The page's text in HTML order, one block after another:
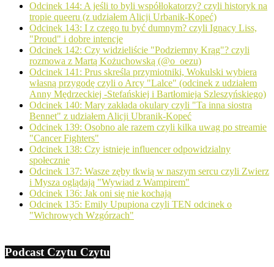
Odcinek 144: A jeśli to byli współlokatorzy? czyli historyk na
tropie queeru (z udziałem Alicji Urbanik-Kopeć)
Odcinek 143: I z czego tu być dumnym? czyli Ignacy Liss,
"Proud" i dobre intencje
Odcinek 142: Czy widzieliście "Podziemny Krąg"? czyli
rozmowa z Martą Kożuchowską (@o_oezu)
Odcinek 141: Prus skreśla przymiotniki, Wokulski wybiera
własną przygodę czyli o Arcy "Lalce" (odcinek z udziałem
Anny Mędrzeckiej -Stefańskiej i Bartłomieja Szleszyńskiego)
Odcinek 140: Mary zakłada okulary czyli "Ta inna siostra
Bennet" z udziałem Alicji Ubranik-Kopeć
Odcinek 139: Osobno ale razem czyli kilka uwag po streamie
"Cancer Fighters"
Odcinek 138: Czy istnieje influencer odpowidzialny
społecznie
Odcinek 137: Wasze zęby tkwią w naszym sercu czyli Zwierz
i Mysza oglądają "Wywiad z Wampirem"
Odcinek 136: Jak oni się nie kochają
Odcinek 135: Emily Upupiona czyli TEN odcinek o
"Wichrowych Wzgórzach"
Podcast Czytu Czytu